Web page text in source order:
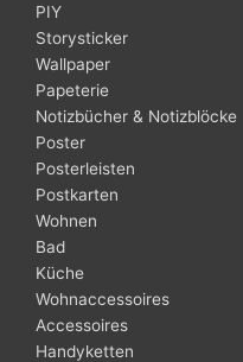
PIY
Storysticker
Wallpaper
Papeterie
Notizbücher & Notizblöcke
Poster
Posterleisten
Postkarten
Wohnen
Bad
Küche
Wohnaccessoires
Accessoires
Handyketten